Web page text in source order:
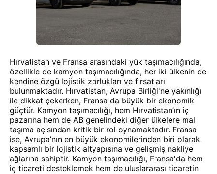
Hırvatistan ve Fransa arasındaki yük taşımacılığında,
özellikle de kamyon taşımacılığında, her iki ülkenin de
kendine özgü lojistik zorlukları ve fırsatları
bulunmaktadır. Hırvatistan, Avrupa Birliği'ne yakınlığı
ile dikkat çekerken, Fransa da büyük bir ekonomik
güçtür. Kamyon taşımacılığı, hem Hırvatistan’ın iç
pazarına hem de AB genelindeki diğer ülkelere mal
taşıma açısından kritik bir rol oynamaktadır. Fransa
ise, Avrupa’nın en büyük ekonomilerinden biri olarak,
kapsamlı bir lojistik altyapısına ve gelişmiş nakliye
ağlarına sahiptir. Kamyon taşımacılığı, Fransa'da hem
iç ticareti desteklemek hem de uluslararası ticaretin